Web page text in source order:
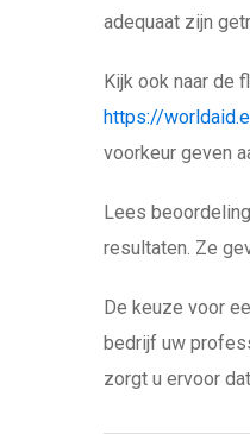
adequaat zijn
Kijk ook naar de
https://
voorkeur geven
Lees
resultaten. Ze
De keuze voor
bedrijf uw
zorgt u ervoor